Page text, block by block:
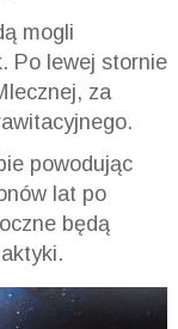
mogli
Po lewej stornie
za
powodując
lat po
będą